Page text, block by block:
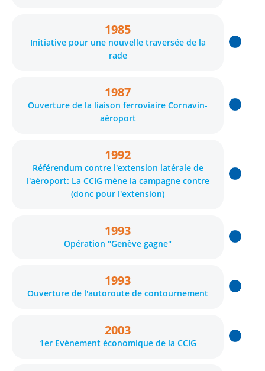
1985
Initiative pour une nouvelle traversée de la
rade
1987
Ouverture de la liaison ferroviaire Cornavin-
aéroport
1992
Référendum contre l'extension latérale de
l'aéroport: La CCIG mène la campagne contre
(donc pour l'extension)
1993
Opération "Genève gagne"
1993
Ouverture de l'autoroute de contournement
2003
1er Evénement économique de la CCIG